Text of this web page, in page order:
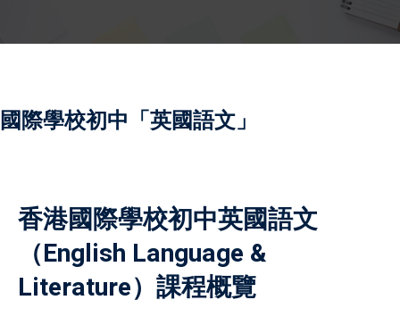
國際學校初中「英國語文」
香港國際學校初中英國語文
（English Language &
Literature）課程概覽
忘記密碼?